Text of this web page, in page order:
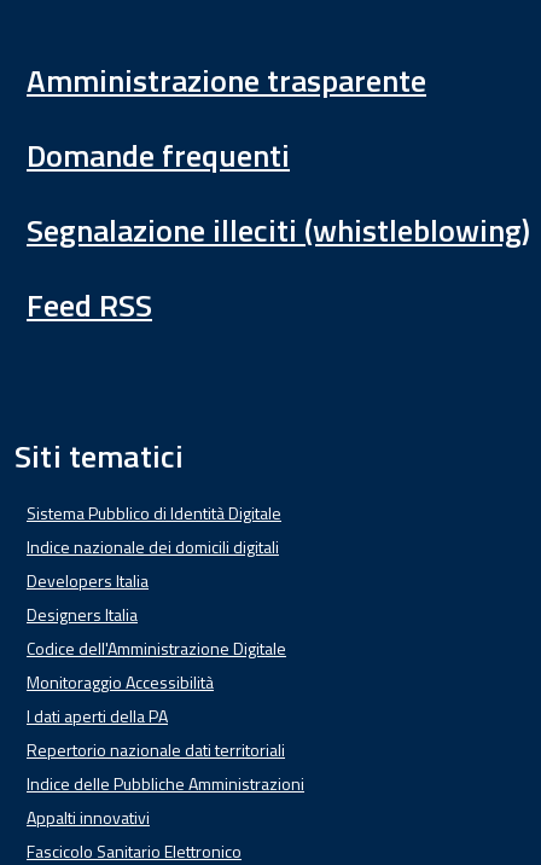
Amministrazione trasparente
Domande frequenti
Segnalazione illeciti (whistleblowing)
Feed RSS
Siti tematici
Sistema Pubblico di Identità Digitale
Indice nazionale dei domicili digitali
Developers Italia
Designers Italia
Codice dell'Amministrazione Digitale
Monitoraggio Accessibilità
I dati aperti della PA
Repertorio nazionale dati territoriali
Indice delle Pubbliche Amministrazioni
Appalti innovativi
Fascicolo Sanitario Elettronico